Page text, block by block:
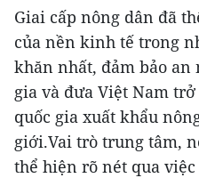
Giai cấp nông dân đã
của nền kinh tế trong
khăn nhất, đảm bảo
gia và đưa Việt Nam
quốc gia xuất khẩu
giới.Vai trò trung tâm,
thể hiện rõ nét qua